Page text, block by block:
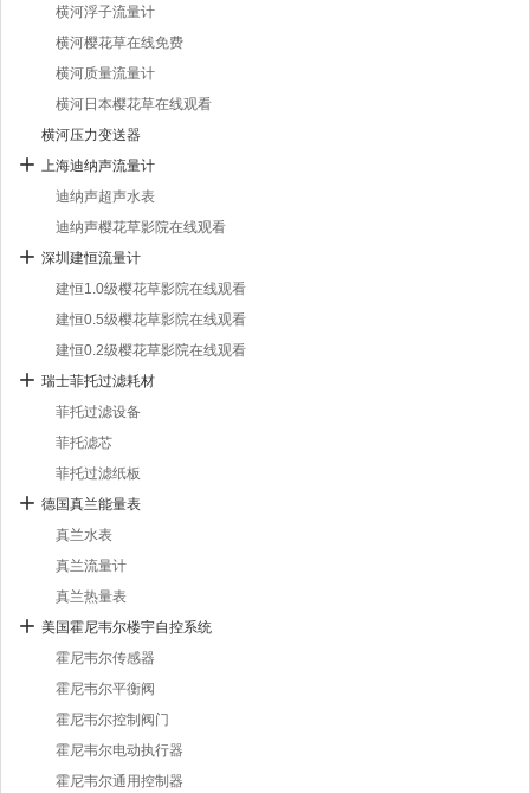
横河浮子流量计
横河樱花草在线免费
横河质量流量计
横河日本樱花草在线观看
横河压力变送器
上海迪纳声流量计
迪纳声超声水表
迪纳声樱花草影院在线观看
深圳建恒流量计
建恒1.0级樱花草影院在线观看
建恒0.5级樱花草影院在线观看
建恒0.2级樱花草影院在线观看
瑞士菲托过滤耗材
菲托过滤设备
菲托滤芯
菲托过滤纸板
德国真兰能量表
真兰水表
真兰流量计
真兰热量表
美国霍尼韦尔楼宇自控系统
霍尼韦尔传感器
霍尼韦尔平衡阀
霍尼韦尔控制阀门
霍尼韦尔电动执行器
霍尼韦尔通用控制器